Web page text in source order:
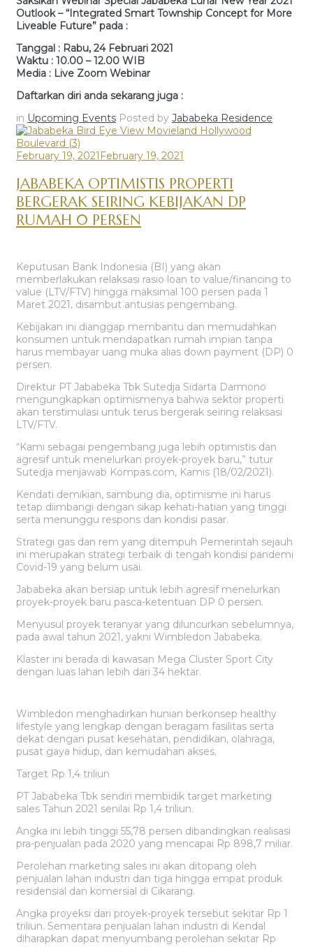
Outlook – “Integrated Smart Township Concept for More
Liveable Future” pada :
Tanggal : Rabu, 24 Februari 2021
Waktu : 10.00 – 12.00 WIB
Media : Live Zoom Webinar
Daftarkan diri anda sekarang juga :
in Upcoming Events Posted by Jababeka Residence
February 19, 2021 February 19, 2021
JABABEKA OPTIMISTIS PROPERTI
BERGERAK SEIRING KEBIJAKAN DP
RUMAH 0 PERSEN
Keputusan Bank Indonesia (BI) yang akan
memberlakukan relaksasi rasio loan to value/financing to
value (LTV/FTV) hingga maksimal 100 persen pada 1
Maret 2021, disambut antusias pengembang.
Kebijakan ini dianggap membantu dan memudahkan
konsumen untuk mendapatkan rumah impian tanpa
harus membayar uang muka alias down payment (DP) 0
persen.
Direktur PT Jababeka Tbk Sutedja Sidarta Darmono
mengungkapkan optimismenya bahwa sektor properti
akan terstimulasi untuk terus bergerak seiring relaksasi
LTV/FTV.
“Kami sebagai pengembang juga lebih optimistis dan
agresif untuk menelurkan proyek-proyek baru,” tutur
Sutedja menjawab Kompas.com, Kamis (18/02/2021).
Kendati demikian, sambung dia, optimisme ini harus
tetap diimbangi dengan sikap kehati-hatian yang tinggi
serta menunggu respons dan kondisi pasar.
Strategi gas dan rem yang ditempuh Pemerintah sejauh
ini merupakan strategi terbaik di tengah kondisi pandemi
Covid-19 yang belum usai.
Jababeka akan bersiap untuk lebih agresif menelurkan
proyek-proyek baru pasca-ketentuan DP 0 persen.
Menyusul proyek teranyar yang diluncurkan sebelumnya,
pada awal tahun 2021, yakni Wimbledon Jababeka.
Klaster ini berada di kawasan Mega Cluster Sport City
dengan luas lahan lebih dari 34 hektar.
Wimbledon menghadirkan hunian berkonsep healthy
lifestyle yang lengkap dengan beragam fasilitas serta
dekat dengan pusat kesehatan, pendidikan, olahraga,
pusat gaya hidup, dan kemudahan akses.
Target Rp 1,4 triliun
PT Jababeka Tbk sendiri membidik target marketing
sales Tahun 2021 senilai Rp 1,4 triliun.
Angka ini lebih tinggi 55,78 persen dibandingkan realisasi
pra-penjualan pada 2020 yang mencapai Rp 898,7 miliar.
Perolehan marketing sales ini akan ditopang oleh
penjualan lahan industri dan tiga hingga empat produk
residensial dan komersial di Cikarang.
Angka proyeksi dari proyek-proyek tersebut sekitar Rp 1
triliun. Sementara penjualan lahan industri di Kendal
diharapkan dapat menyumbang perolehan sekitar Rp